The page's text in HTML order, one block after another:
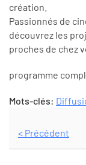
création.
Passionnés de
découvrez les
proches de chez
programme
Mots-clés:
< Précédent